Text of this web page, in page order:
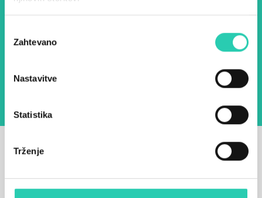
soglasja
Zahtevano
Nastavitve
Statistika
Trženje
E-pošta *